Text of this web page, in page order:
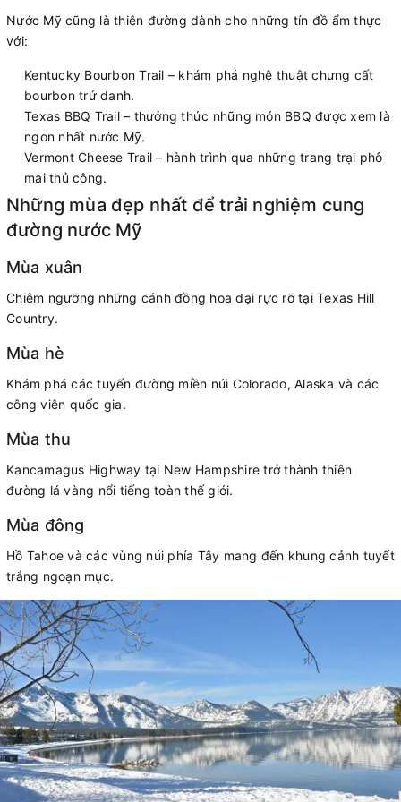
Nước Mỹ cũng là thiên đường dành cho những tín đồ ẩm thực
với:
Kentucky Bourbon Trail – khám phá nghệ thuật chưng cất
bourbon trứ danh.
Texas BBQ Trail – thưởng thức những món BBQ được xem là
ngon nhất nước Mỹ.
Vermont Cheese Trail – hành trình qua những trang trại phô
mai thủ công.
Những mùa đẹp nhất để trải nghiệm cung
đường nước Mỹ
Mùa xuân
Chiêm ngưỡng những cánh đồng hoa dại rực rỡ tại Texas Hill
Country.
Mùa hè
Khám phá các tuyến đường miền núi Colorado, Alaska và các
công viên quốc gia.
Mùa thu
Kancamagus Highway tại New Hampshire trở thành thiên
đường lá vàng nổi tiếng toàn thế giới.
Mùa đông
Hồ Tahoe và các vùng núi phía Tây mang đến khung cảnh tuyết
trắng ngoạn mục.